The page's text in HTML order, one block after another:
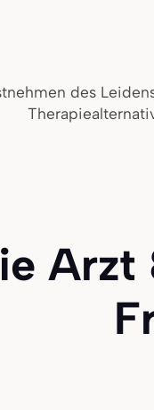
des
Arzt